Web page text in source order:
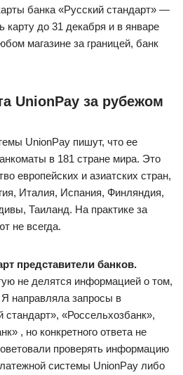
банка «Русский стандарт» —
карту до 31 декабря и в январе
магазине за границей, банк
UnionPay за рубежом
UnionPay пишут, что ее
в 181 стране мира. Это
европейских и азиатских стран,
Италия, Испания, Финляндия,
Таиланд. На практике за
не всегда.
представители банков.
не делятся информацией о том,
направляла запросы в
стандарт», «Россельхозбанк»,
, но конкретного ответа не
проверять информацию
системы UnionPay либо